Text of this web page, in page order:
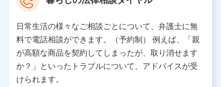
※ 当社および株式会社NTTドコモは、お客さまの情報を利
データ憲章」に定める行動原則を順守します 。
※ パーソナルデータダッシュボードの「第三者提供の管
理」の設定状態にかかわらず、共同利用する場合がありま
※ dポイントクラブ会員ではないお客さま（2019年12月11
日以降、一度もdポイントクラブ会員であったことがないお
日常生活の様々なご相談ごとについて、弁護士に無
料で電話相談ができます。（予約制） 例えば、「親
が高額な商品を契約してしまったが、取り消せます
か？」といったトラブルについて、アドバイスが受
けられます。